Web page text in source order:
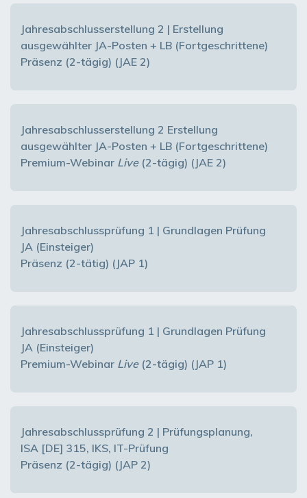
Jahresabschlusserstellung 2 | Erstellung
ausgewählter JA-Posten + LB (Fortgeschrittene)
Präsenz (2-tägig) (JAE 2)
Jahresabschlusserstellung 2 Erstellung
ausgewählter JA-Posten + LB (Fortgeschrittene)
Premium-Webinar Live (2-tägig) (JAE 2)
Jahresabschlussprüfung 1 | Grundlagen Prüfung
JA (Einsteiger)
Präsenz (2-tätig) (JAP 1)
Jahresabschlussprüfung 1 | Grundlagen Prüfung
JA (Einsteiger)
Premium-Webinar Live (2-tägig) (JAP 1)
Jahresabschlussprüfung 2 | Prüfungsplanung,
ISA [DE] 315, IKS, IT-Prüfung
Präsenz (2-tägig) (JAP 2)